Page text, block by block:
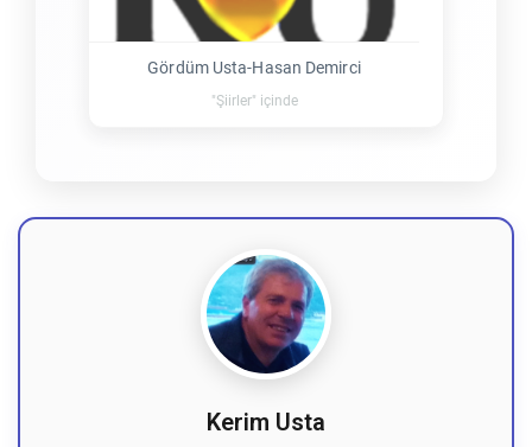
Gördüm Usta-Hasan Demirci
"Şiirler" içinde
Kerim Usta